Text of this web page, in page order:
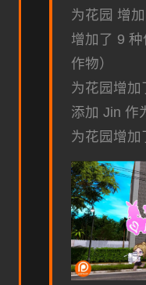
为花园 增
增加了 9
作物）
为花园增加
添加 Jin 作
为花园增加